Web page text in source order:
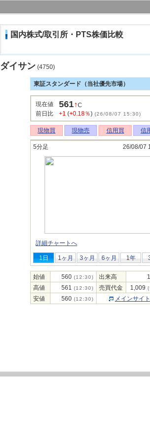
国内株式/取引所・PTS株価比較
ダイサン (4750)
東証スタンダード（当社優先市場）
現在値 561↑C
前日比
+1 (+0.18％) (26/08/07 15:30)
現物買 現物売 信用買 信
5分足 26/08/07
詳細チャートへ
1日 1ヶ月 3ヶ月 6ヶ月 1年
始値 560 (12:30) 出来高
高値
561 (12:30) 売買代金 1,009
安値 560 (12:30) メインサイ